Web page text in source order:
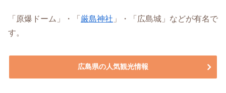
「原爆ドーム」・「 厳島神社 」・「広島城」などが有名で
す。
広島県の人気観光情報